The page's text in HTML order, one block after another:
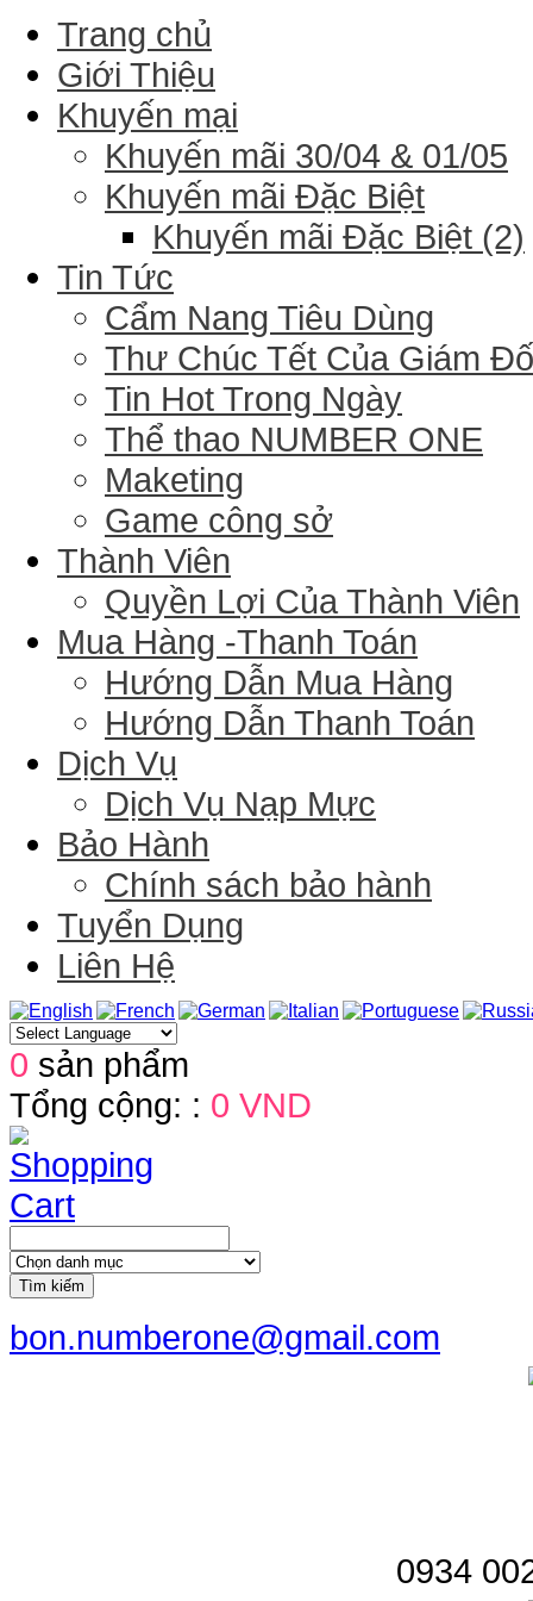
Trang chủ
Giới Thiệu
Khuyến mại
Khuyến mãi 30/04 & 01/05
Khuyến mãi Đặc Biệt
Khuyến mãi Đặc Biệt (2)
Tin Tức
Cẩm Nang Tiêu Dùng
Thư Chúc Tết Của Giám
Tin Hot Trong Ngày
Thể thao NUMBER ONE
Maketing
Game công sở
Thành Viên
Quyền Lợi Của Thành Viên
Mua Hàng -Thanh Toán
Hướng Dẫn Mua Hàng
Hướng Dẫn Thanh Toán
Dịch Vụ
Dịch Vụ Nạp Mực
Bảo Hành
Chính sách bảo hành
Tuyển Dụng
Liên Hệ
0 sản phẩm
Tổng cộng: : 0 VND
Tìm kiếm
bon.numberone@gmail.com
0934